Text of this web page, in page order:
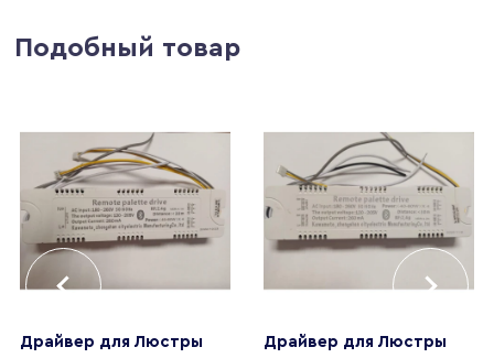
Подобный товар
Драйвер для Люстры
Драйвер для Люстры